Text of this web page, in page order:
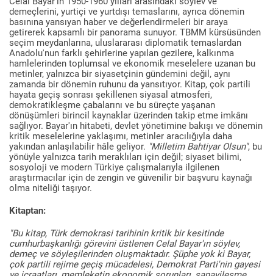
demeçlerini, yurtiçi ve yurtdışı temaslarını, ayrıca dönemin
basınına yansıyan haber ve değerlendirmeleri bir araya
getirerek kapsamlı bir panorama sunuyor. TBMM kürsüsünden
seçim meydanlarına, uluslararası diplomatik temaslardan
Anadolu'nun farklı şehirlerine yapılan gezilere, kalkınma
hamlelerinden toplumsal ve ekonomik meselelere uzanan bu
metinler, yalnızca bir siyasetçinin gündemini değil, aynı
zamanda bir dönemin ruhunu da yansıtıyor. Kitap, çok partili
hayata geçiş sonrası şekillenen siyasal atmosferi,
demokratikleşme çabalarını ve bu süreçte yaşanan
dönüşümleri birincil kaynaklar üzerinden takip etme imkânı
sağlıyor. Bayar'ın hitabeti, devlet yönetimine bakışı ve dönemin
kritik meselelerine yaklaşımı, metinler aracılığıyla daha
yakından anlaşılabilir hâle geliyor. "Milletim Bahtiyar Olsun", bu
yönüyle yalnızca tarih meraklıları için değil; siyaset bilimi,
sosyoloji ve modern Türkiye çalışmalarıyla ilgilenen
araştırmacılar için de zengin ve güvenilir bir başvuru kaynağı
olma niteliği taşıyor.
Kitaptan:
"Bu kitap, Türk demokrasi tarihinin kritik bir kesitinde
cumhurbaşkanlığı görevini üstlenen Celal Bayar'ın söylev,
demeç ve söyleşilerinden oluşmaktadır. Şüphe yok ki Bayar,
çok partili rejime geçiş mücadelesi, Demokrat Parti'nin gayesi